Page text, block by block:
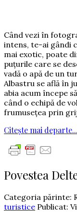
Când vezi în
intens, te-ai gândi
mai exotic, poate
puțurile care se
vadă o apă de un
Albastru se află în
abia acum începe
când o echipă de
frumusețea prin
Citește mai departe...
Povestea
Categoria părinte:
turistice Publicat: